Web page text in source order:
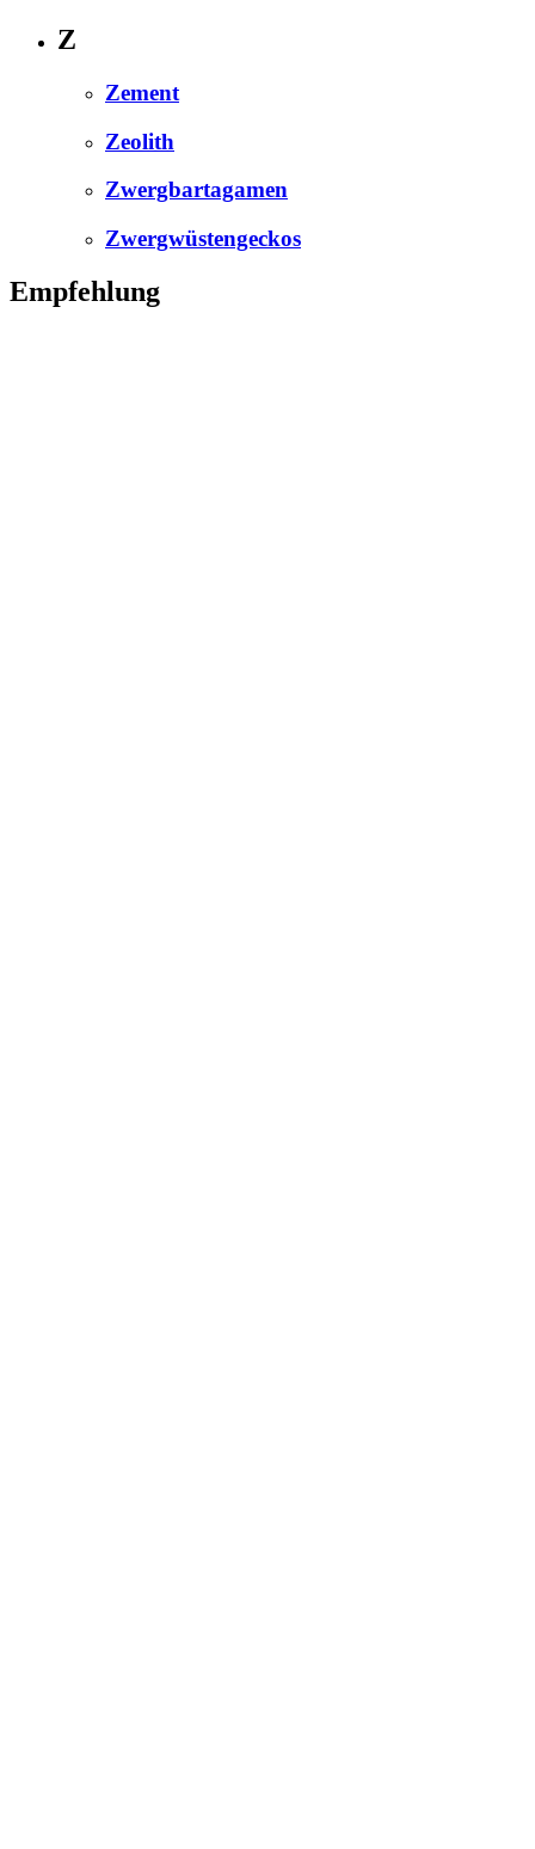
Z
Zement
Zeolith
Zwergbartagamen
Zwergwüstengeckos
Empfehlung